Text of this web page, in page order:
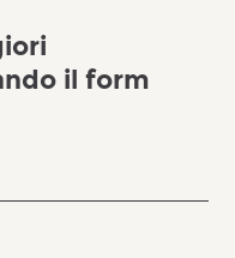
il form